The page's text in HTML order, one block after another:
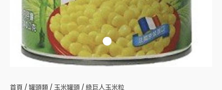
首頁 / 罐頭類 / 玉米罐頭 / 綠巨人玉米粒